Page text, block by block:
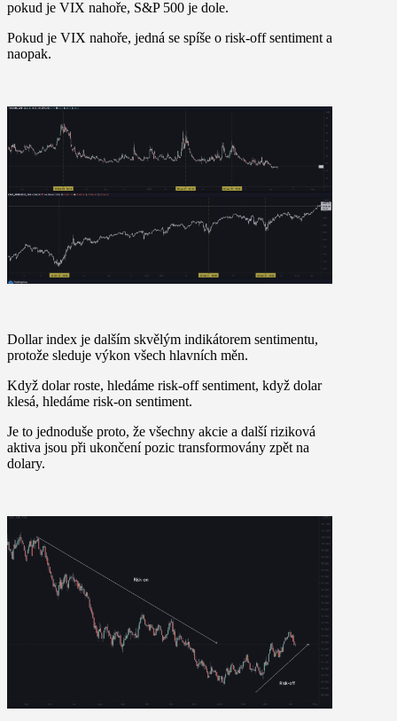
pokud je VIX nahoře, S&P 500 je dole.
Pokud je VIX nahoře, jedná se spíše o risk-off sentiment a
naopak.
Dollar index je dalším skvělým indikátorem sentimentu,
protože sleduje výkon všech hlavních měn.
Když dolar roste, hledáme risk-off sentiment, když dolar
klesá, hledáme risk-on sentiment.
Je to jednoduše proto, že všechny akcie a další riziková
aktiva jsou při ukončení pozic transformovány zpět na
dolary.